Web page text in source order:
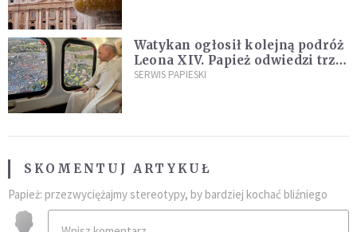
Watykan ogłosił kolejną podróż
Leona XIV. Papież odwiedzi trzy
kraje Ameryki Południowej
SERWIS PAPIESKI
SKOMENTUJ ARTYKUŁ
Papież: przezwyciężajmy stereotypy, by bardziej kochać bliźniego